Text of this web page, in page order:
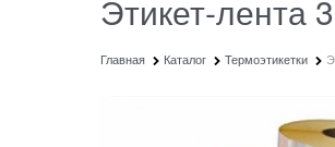
Этикет-лента
Главная Каталог Термоэтикетки